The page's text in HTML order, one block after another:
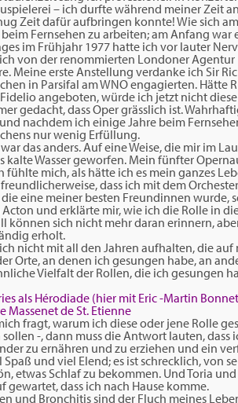
– ich durfte während meiner Zeit
Zeit dafür aufbringen konnte! Wie sich
beim Fernsehen zu arbeiten; am Anfang
im Frühjahr 1977 hatte ich vor lauter
von der renommierten Londoner
Meine erste Anstellung verdanke ich Sir
in Parsifal am WNO engagierten. Hätte
angeboten, würde ich jetzt nicht
gedacht, dass Oper grässlich ist.
nachdem ich einige Jahre beim
nur wenig Erfüllung.
das anders. Auf eine Weise, die mir im
kalte Wasser geworfen. Mein fünfter
fühlte mich, als hätte ich es mein ganzes
dass ich mit dem
die eine meiner besten Freundinnen
Acton und erklärte mir, wie ich die Rolle in
können sich nicht mehr daran erinnern,
erholt.
nicht mit all den Jahren aufhalten, die
Orte, an denen ich gesungen habe, an
Vielfalt der Rollen, die ich gesungen
als Hérodiade (hier mit Eric -Martin
Massenet de St. Etienne
fragt, warum ich diese oder jene Rolle
-, dann muss die Antwort lauten,
zu ernähren und zu erziehen und ein
Spaß und viel Elend; es ist schrecklich, von
etwas Schlaf zu bekommen. Und Toria
gewartet, dass ich nach Hause komme.
und Bronchitis sind der Fluch meines